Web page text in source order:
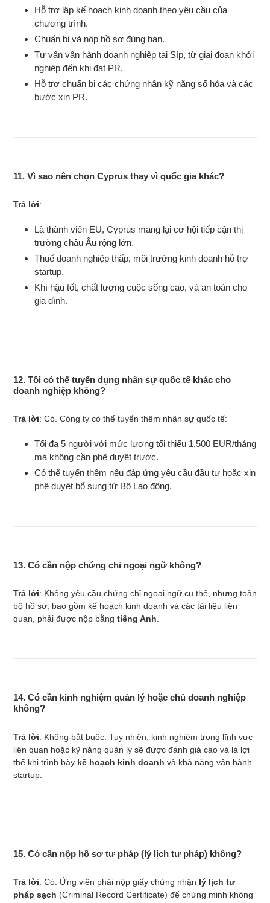
Hỗ trợ lập kế hoạch kinh doanh theo yêu cầu của
chương trình.
Chuẩn bị và nộp hồ sơ đúng hạn.
Tư vấn vận hành doanh nghiệp tại Síp, từ giai đoạn khởi
nghiệp đến khi đạt PR.
Hỗ trợ chuẩn bị các chứng nhận kỹ năng số hóa và các
bước xin PR.
11. Vì sao nên chọn Cyprus thay vì quốc gia khác?
Trả lời:
Là thành viên EU, Cyprus mang lại cơ hội tiếp cận thị
trường châu Âu rộng lớn.
Thuế doanh nghiệp thấp, môi trường kinh doanh hỗ trợ
startup.
Khí hậu tốt, chất lượng cuộc sống cao, và an toàn cho
gia đình.
12. Tôi có thể tuyển dụng nhân sự quốc tế khác cho
doanh nghiệp không?
Trả lời: Có. Công ty có thể tuyển thêm nhân sự quốc tế:
Tối đa 5 người với mức lương tối thiểu 1,500 EUR/tháng
mà không cần phê duyệt trước.
Có thể tuyển thêm nếu đáp ứng yêu cầu đầu tư hoặc xin
phê duyệt bổ sung từ Bộ Lao động.
13. Có cần nộp chứng chỉ ngoại ngữ không?
Trả lời: Không yêu cầu chứng chỉ ngoại ngữ cụ thể, nhưng toàn
bộ hồ sơ, bao gồm kế hoạch kinh doanh và các tài liệu liên
quan, phải được nộp bằng tiếng Anh
14. Có cần kinh nghiệm quản lý hoặc chủ doanh nghiệp
không?
Trả lời: Không bắt buộc. Tuy nhiên, kinh nghiệm trong lĩnh vực
liên quan hoặc kỹ năng quản lý sẽ được đánh giá cao và là lợi
thế khi trình bày kế hoạch kinh doanh và khả năng vận hành
startup.
15. Có cần nộp hồ sơ tư pháp (lý lịch tư pháp) không?
Trả lời: Có. Ứng viên phải nộp giấy chứng nhận lý lịch tư
pháp sạch (Criminal Record Certificate) để chứng minh không